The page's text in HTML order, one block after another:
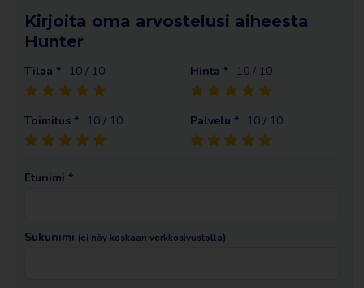
Kirjoita oma arvostelusi aiheesta
Hunter
Tilaa * 10 / 10 Hinta * 10 / 10
Toimitus * 10 / 10 Palvelu * 10 / 10
Etunimi *
Sukunimi (ei näy koskaan verkkosivustolla)